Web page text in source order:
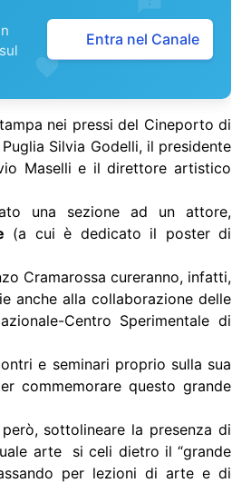
Entra nel Canale
nei pressi del Cineporto di
Silvia Godelli, il presidente
Maselli e il direttore artistico
una sezione ad un attore,
(a cui è dedicato il poster di
Cramarossa cureranno, infatti,
anche alla collaborazione delle
Centro Sperimentale di
e seminari proprio sulla sua
commemorare questo grande
sottolineare la presenza di
arte si celi dietro il “grande
per lezioni di arte e di